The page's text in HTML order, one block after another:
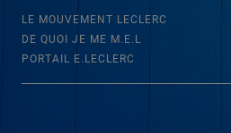
LE MOUVEMENT LECLERC
DE QUOI JE ME M.E.L
PORTAIL E.LECLERC